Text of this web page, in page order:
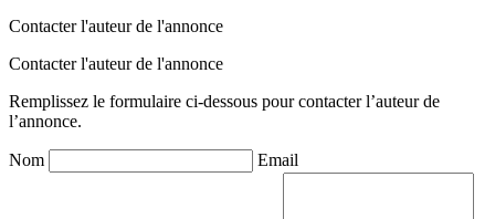
Contacter l'auteur de l'annonce
Contacter l'auteur de l'annonce
Remplissez le formulaire ci-dessous pour contacter l’auteur de
l’annonce.
Nom Email